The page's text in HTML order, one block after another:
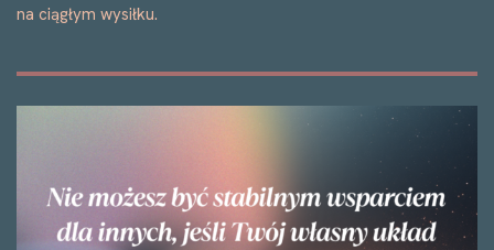
na ciągłym wysiłku.